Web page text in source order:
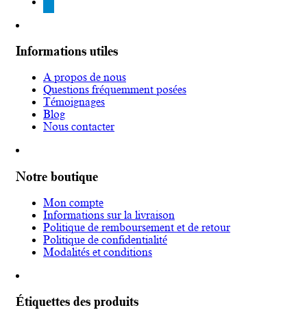
Informations utiles
A propos de nous
Questions fréquemment posées
Témoignages
Blog
Nous contacter
Notre boutique
Mon compte
Informations sur la livraison
Politique de remboursement et de retour
Politique de confidentialité
Modalités et conditions
Étiquettes des produits